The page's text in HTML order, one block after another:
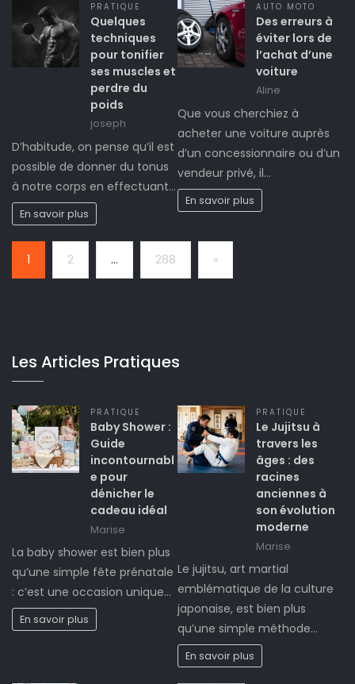
PRATIQUE
Quelques
techniques
pour tonifier
ses muscles et
perdre du
poids
joseph
D’habitude, on pense qu’il est
possible de donner du tonus
à notre corps en effectuant…
En savoir plus
AUTO MOTO
Des erreurs à
éviter lors de
l’achat d’une
voiture
Aline
Que vous cherchiez à
acheter une voiture auprès
d’un concessionnaire ou d’un
vendeur privé, il…
En savoir plus
1 2 … 288 Next
»
Les Articles Pratiques
PRATIQUE
Baby Shower :
Guide
incontournabl
e pour
dénicher le
cadeau idéal
Marise
La baby shower est bien plus
qu’une simple fête prénatale
: c’est une occasion unique…
En savoir plus
PRATIQUE
Le Jujitsu à
travers les
âges : des
racines
anciennes à
son évolution
moderne
Marise
Le jujitsu, art martial
emblématique de la culture
japonaise, est bien plus
qu’une simple méthode…
En savoir plus